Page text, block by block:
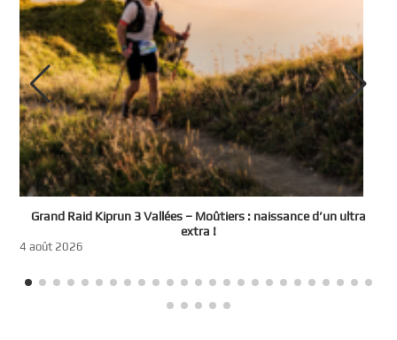
Grand Raid Kiprun 3 Vallées – Moûtiers : naissance d’un ultra
extra !
4 août 2026